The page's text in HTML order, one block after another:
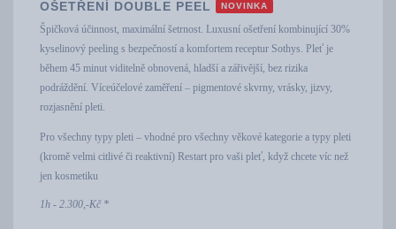
OŠETŘENÍ DOUBLE PEEL NOVINKA
Špičková účinnost, maximální šetrnost. Luxusní ošetření kombinující 30%
kyselinový peeling s bezpečností a komfortem receptur Sothys. Pleť je
během 45 minut viditelně obnovená, hladší a zářivější, bez rizika
podráždění. Víceúčelové zaměření – pigmentové skvrny, vrásky, jizvy,
rozjasnění pleti.
Pro všechny typy pleti – vhodné pro všechny věkové kategorie a typy pleti
(kromě velmi citlivé či reaktivní) Restart pro vaši pleť, když chcete víc než
jen kosmetiku
1h - 2.300,-Kč *